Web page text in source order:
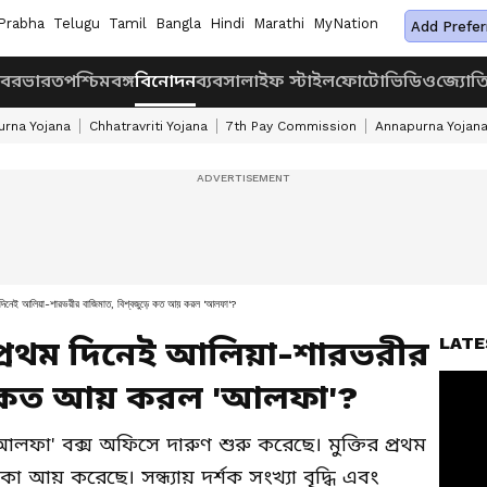
Telugu Tamil Bangla Hindi Marathi MyNation Add
ভারতপশ্চিমবঙ্গবিনোদনব্যবসালাইফ স্টাইলফোটোভিডিও
Yojana Chhatravriti Yojana 7th Pay Commission Annapurna
আলিয়া-শারভরীর বাজিমাত, বিশ্বজুড়ে কত আয় করল 'আলফা'?
দিনেই আলিয়া-শারভরীর
কত আয় করল 'আলফা'?
বক্স অফিসে দারুণ শুরু করেছে। মুক্তির প্রথম
আয় করেছে। সন্ধ্যায় দর্শক সংখ্যা বৃদ্ধি এবং